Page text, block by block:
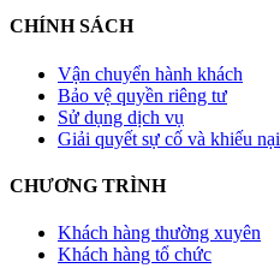
CHÍNH SÁCH
Vận chuyển hành khách
Bảo vệ quyền riêng tư
Sử dụng dịch vụ
Giải quyết sự cố và khiếu nại
CHƯƠNG TRÌNH
Khách hàng thường xuyên
Khách hàng tổ chức